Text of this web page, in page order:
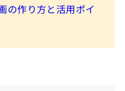
の作り方と活用ポイ